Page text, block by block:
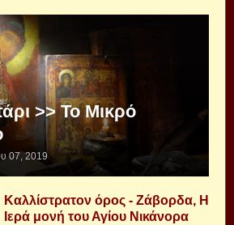
>> Το Μικρό
07, 2019
Καλλίστρατον όρος - Ζάβορδα, Η
Ιερά μονή του Αγίου Νικάνορα